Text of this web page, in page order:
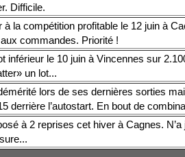
Difficile.
à la compétition profitable le 12 juin à
commandes. Priorité !
inférieur le 10 juin à Vincennes sur
un lot...
lors de ses dernières sorties
derrière l’autostart. En bout de
à 2 reprises cet hiver à Cagnes.